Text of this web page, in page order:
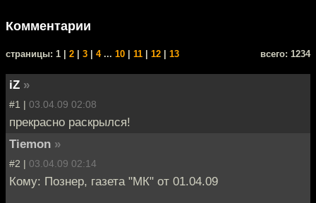
Комментарии
cтраницы: 1 | 2 3 4... 10 11 12 13 всего: 1234
iZ »
#1 | 03.04.09 02:08
прекрасно раскрылся!
Tiemon »
#2 | 03.04.09 02:14
Кому: Познер, газета "МК" от 01.04.09